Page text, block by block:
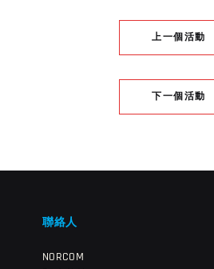
上一個活動
下一個活動
聯絡人
NORCOM